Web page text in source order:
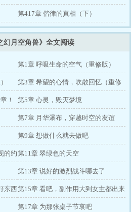
第417章 偕律的真相（下）
幻月空角兽》全文阅读
第1章 呼吸生命的空气（重修版）
第3章 希望的心情，吹散回忆（重修
版）
！ 第5章 心灵，毁灭梦境
第7章 月华瀑布，穿越时空的友谊
第9章 想做什么就去做吧
的约第11章 翠绿色的天空
第13章 说好的激烈战斗哪去了
东西第15章 看吧，副作用大到女主都出来
了
第17章 为那张桌子节哀吧